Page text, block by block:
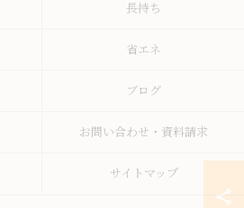
長持ち
省エネ
ブログ
お問い合わせ・資料請求
サイトマップ